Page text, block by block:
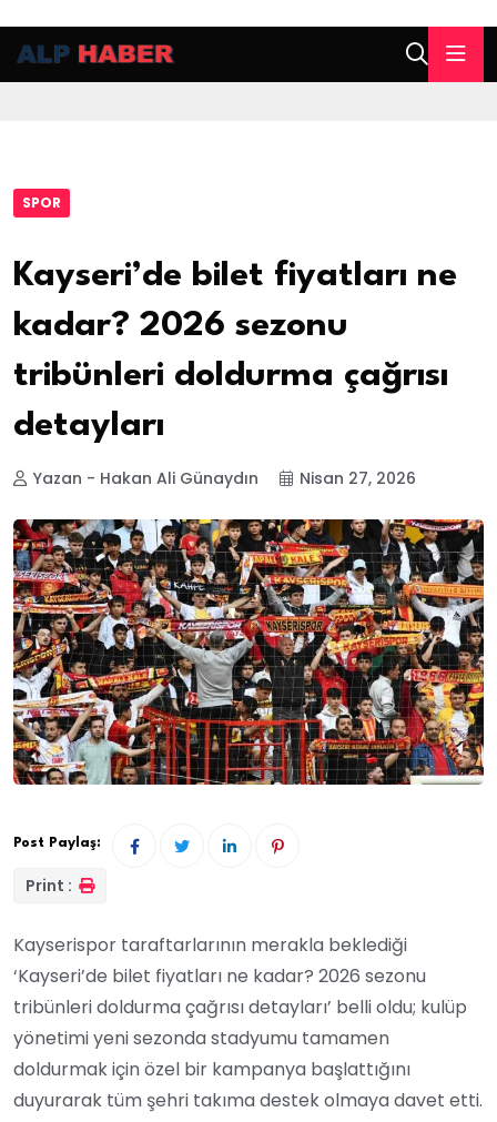
SPOR
Kayseri’de bilet fiyatları ne
kadar? 2026 sezonu
tribünleri doldurma çağrısı
detayları
Yazan - Hakan Ali Günaydın Nisan 27, 2026
Post Paylaş:
Print :
Kayserispor taraftarlarının merakla beklediği
‘Kayseri’de bilet fiyatları ne kadar? 2026 sezonu
tribünleri doldurma çağrısı detayları’ belli oldu; kulüp
yönetimi yeni sezonda stadyumu tamamen
doldurmak için özel bir kampanya başlattığını
duyurarak tüm şehri takıma destek olmaya davet etti.